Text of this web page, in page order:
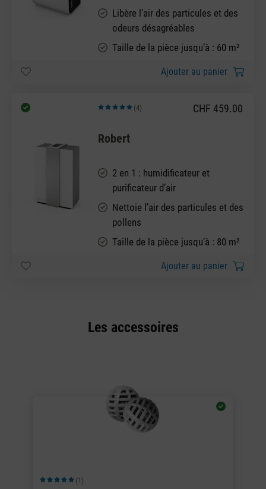
Libère l’air des particules et des
odeurs désagréables
Taille de la pièce jusqu’à : 60 m²
Ajouter au panier
Note moyenne de 5 sur 5 étoiles
(4) CHF 459.00
Robert
2 en 1 : humidificateur et
purificateur d’air
Nettoie l’air des particules et des
pollens
Taille de la pièce jusqu’à : 80 m²
Ajouter au panier
Les accessoires
Note moyenne de 5 sur 5 étoiles
(1)